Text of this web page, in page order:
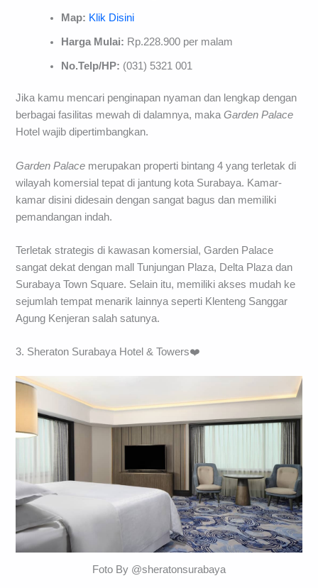
Map: Klik Disini
Harga Mulai: Rp.228.900 per malam
No.Telp/HP: (031) 5321 001
Jika kamu mencari penginapan nyaman dan lengkap dengan
berbagai fasilitas mewah di dalamnya, makaGarden Palace
Hotel wajib dipertimbangkan.
Garden Palace merupakan properti bintang 4 yang terletak di
wilayah komersial tepat di jantung kota Surabaya. Kamar-
kamar disini didesain dengan sangat bagus dan memiliki
pemandangan indah.
Terletak strategis di kawasan komersial, Garden Palace
sangat dekat dengan mall Tunjungan Plaza, Delta Plaza dan
Surabaya Town Square. Selain itu, memiliki akses mudah ke
sejumlah tempat menarik lainnya seperti Klenteng Sanggar
Agung Kenjeran salah satunya.
3. Sheraton Surabaya Hotel & Towers❤️
Foto By @sheratonsurabaya